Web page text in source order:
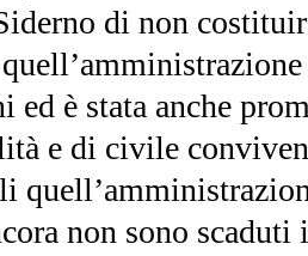
di non
ed è stata anche
e di civile
non sono